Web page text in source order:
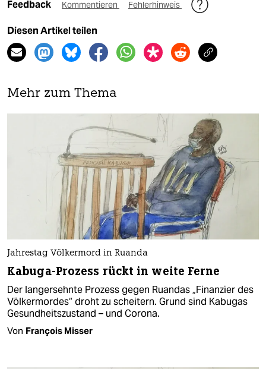
Feedback Kommentieren Fehlerhinweis
Diesen Artikel teilen
Mehr zum Thema
Jahrestag Völkermord in Ruanda
Kabuga-Prozess rückt in weite Ferne
Der langersehnte Prozess gegen Ruandas „Finanzier des
Völkermordes“ droht zu scheitern. Grund sind Kabugas
Gesundheitszustand – und Corona.
Von François Misser